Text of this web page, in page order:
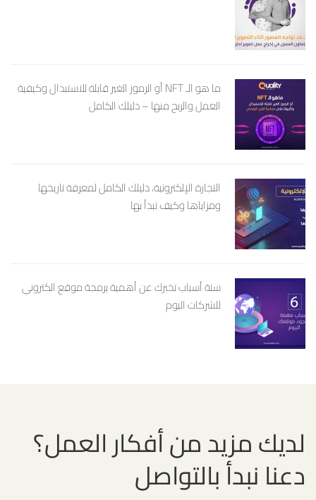
ما هو الـ NFT أو الرموز الغير قابلة للاستبدال وكيفية
العمل والربح منها – دليلك الكامل
التجارة الإلكترونية، دليلك الكامل لمعرفة تاريخها
ومزاياها وكيف تبدأ بها
ستة أسباب تخبرك عن أهمية برمجة موقع الكتروني
للشركات اليوم
لديك مزيد من أفكار العمل؟
دعنا نبدأ بالتواصل